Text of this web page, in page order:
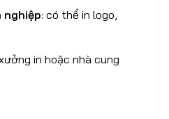
nghiệp: có thể in logo,
in hoặc nhà cung